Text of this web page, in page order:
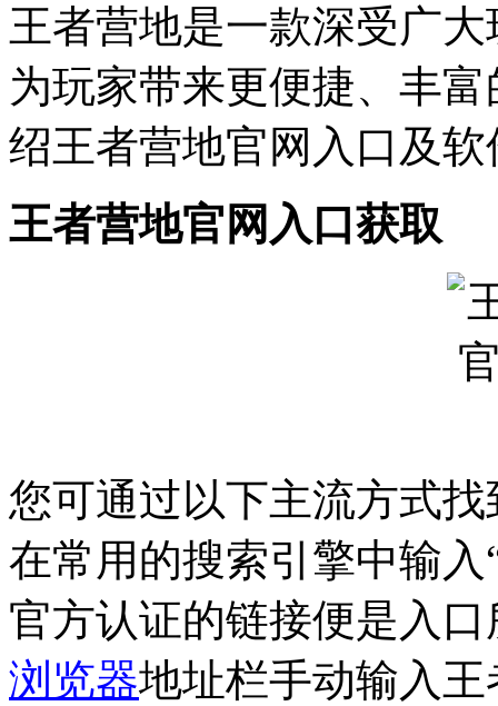
王者营地是一款深受广
为玩家带来更便捷、丰
绍王者营地官网入口及
王者营地官网入口获取
您可通过以下主流方式
在常用的搜索引擎中输
官方认证的链接便是入
浏览器地址栏手动输入